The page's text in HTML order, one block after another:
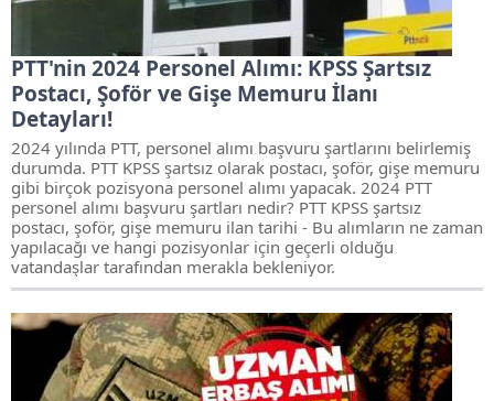
PTT'nin 2024 Personel Alımı: KPSS Şartsız
Postacı, Şoför ve Gişe Memuru İlanı
Detayları!
2024 yılında PTT, personel alımı başvuru şartlarını belirlemiş
durumda. PTT KPSS şartsız olarak postacı, şoför, gişe memuru
gibi birçok pozisyona personel alımı yapacak. 2024 PTT
personel alımı başvuru şartları nedir? PTT KPSS şartsız
postacı, şoför, gişe memuru ilan tarihi - Bu alımların ne zaman
yapılacağı ve hangi pozisyonlar için geçerli olduğu
vatandaşlar tarafından merakla bekleniyor.